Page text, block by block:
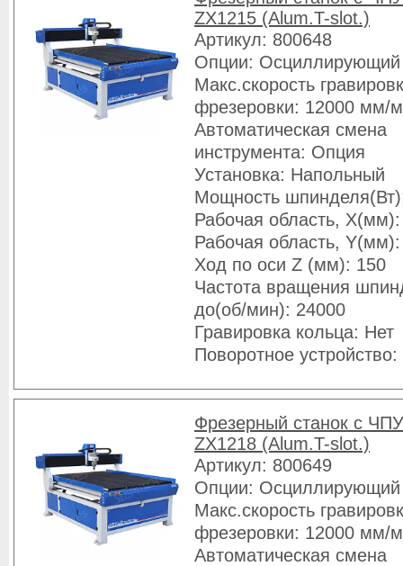
ZX1215 (Alum.T-slot.)
Артикул: 800648
Опции:
Макс.скорость
фрезеровки: 12000 мм/
Автоматическая смена
инструмента: Опция
Установка: Напольный
Мощность
Рабочая область,
Рабочая область,
Ход по оси Z (мм): 150
Частота вращения
до(об/мин): 24000
Гравировка кольца: Нет
Поворотное
Фрезерный станок с
ZX1218 (Alum.T-slot.)
Артикул: 800649
Опции:
Макс.скорость
фрезеровки: 12000 мм/
Автоматическая смена